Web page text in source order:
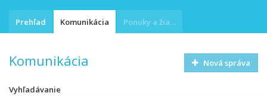
Prehľad Komunikácia Ponuky a žiadosti
Komunikácia Nová správa
Vyhľadávanie